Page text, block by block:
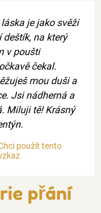
láska je jako svěží
deštík, na který
v poušti
čekal.
mou duši a
Jsi nádherná a
Miluji tě! Krásný
použít tento
přání